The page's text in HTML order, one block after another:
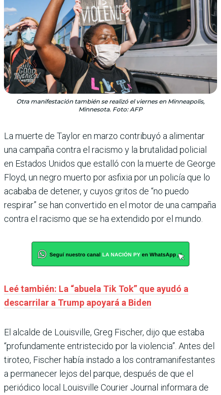
Otra manifestación también se realizó el viernes en Minneapolis,
Minnesota. Foto: AFP
La muerte de Taylor en marzo contribuyó a alimentar
una campaña contra el racismo y la brutalidad policial
en Estados Unidos que estalló con la muerte de George
Floyd, un negro muerto por asfixia por un policía que lo
acababa de detener, y cuyos gritos de “no puedo
respirar” se han convertido en el motor de una campaña
contra el racismo que se ha extendido por el mundo.
Leé también: La “abuela Tik Tok” que ayudó a
descarrilar a Trump apoyará a Biden
El alcalde de Louisville, Greg Fischer, dijo que estaba
“profundamente entristecido por la violencia”. Antes del
tiroteo, Fischer había instado a los contramanifestantes
a permanecer lejos del parque, después de que el
periódico local Louisville Courier Journal informara de